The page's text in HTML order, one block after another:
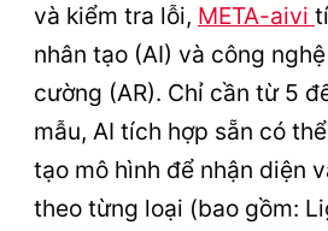
và kiểm tra lỗi, META-aivi
nhân tạo (AI) và công
cường (AR). Chỉ cần từ 5
mẫu, AI tích hợp sẵn có
tạo mô hình để nhận diện
theo từng loại (bao gồm: